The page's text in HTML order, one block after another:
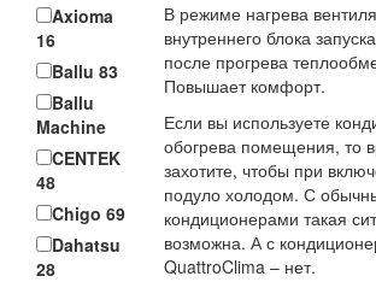
Axioma
16
Ballu 83
Ballu
Machine
CENTEK
48
Chigo 69
Dahatsu
28
В режиме нагрева
внутреннего блока
после прогрева
Повышает комфорт.
Если вы используете
обогрева помещения, то
захотите, чтобы при
подуло холодом. С
кондиционерами такая
возможна. А с
QuattroClima – нет.